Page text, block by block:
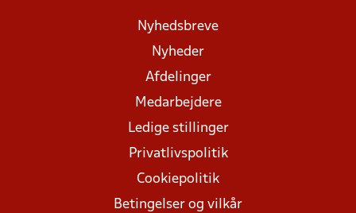
Nyhedsbreve
Nyheder
Afdelinger
Medarbejdere
Ledige stillinger
Privatlivspolitik
Cookiepolitik
Betingelser og vilkår